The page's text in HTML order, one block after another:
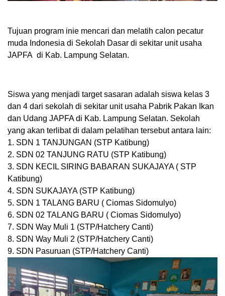
Tujuan program inie mencari dan melatih calon pecatur
muda Indonesia di Sekolah Dasar di sekitar unit usaha
JAPFA di Kab. Lampung Selatan.
Siswa yang menjadi target sasaran adalah siswa kelas 3
dan 4 dari sekolah di sekitar unit usaha Pabrik Pakan Ikan
dan Udang JAPFA di Kab. Lampung Selatan. Sekolah
yang akan terlibat di dalam pelatihan tersebut antara lain:
1. SDN 1 TANJUNGAN (STP Katibung)
2. SDN 02 TANJUNG RATU (STP Katibung)
3. SDN KECIL SIRING BABARAN SUKAJAYA ( STP
Katibung)
4. SDN SUKAJAYA (STP Katibung)
5. SDN 1 TALANG BARU ( Ciomas Sidomulyo)
6. SDN 02 TALANG BARU ( Ciomas Sidomulyo)
7. SDN Way Muli 1 (STP/Hatchery Canti)
8. SDN Way Muli 2 (STP/Hatchery Canti)
9. SDN Pasuruan (STP/Hatchery Canti)